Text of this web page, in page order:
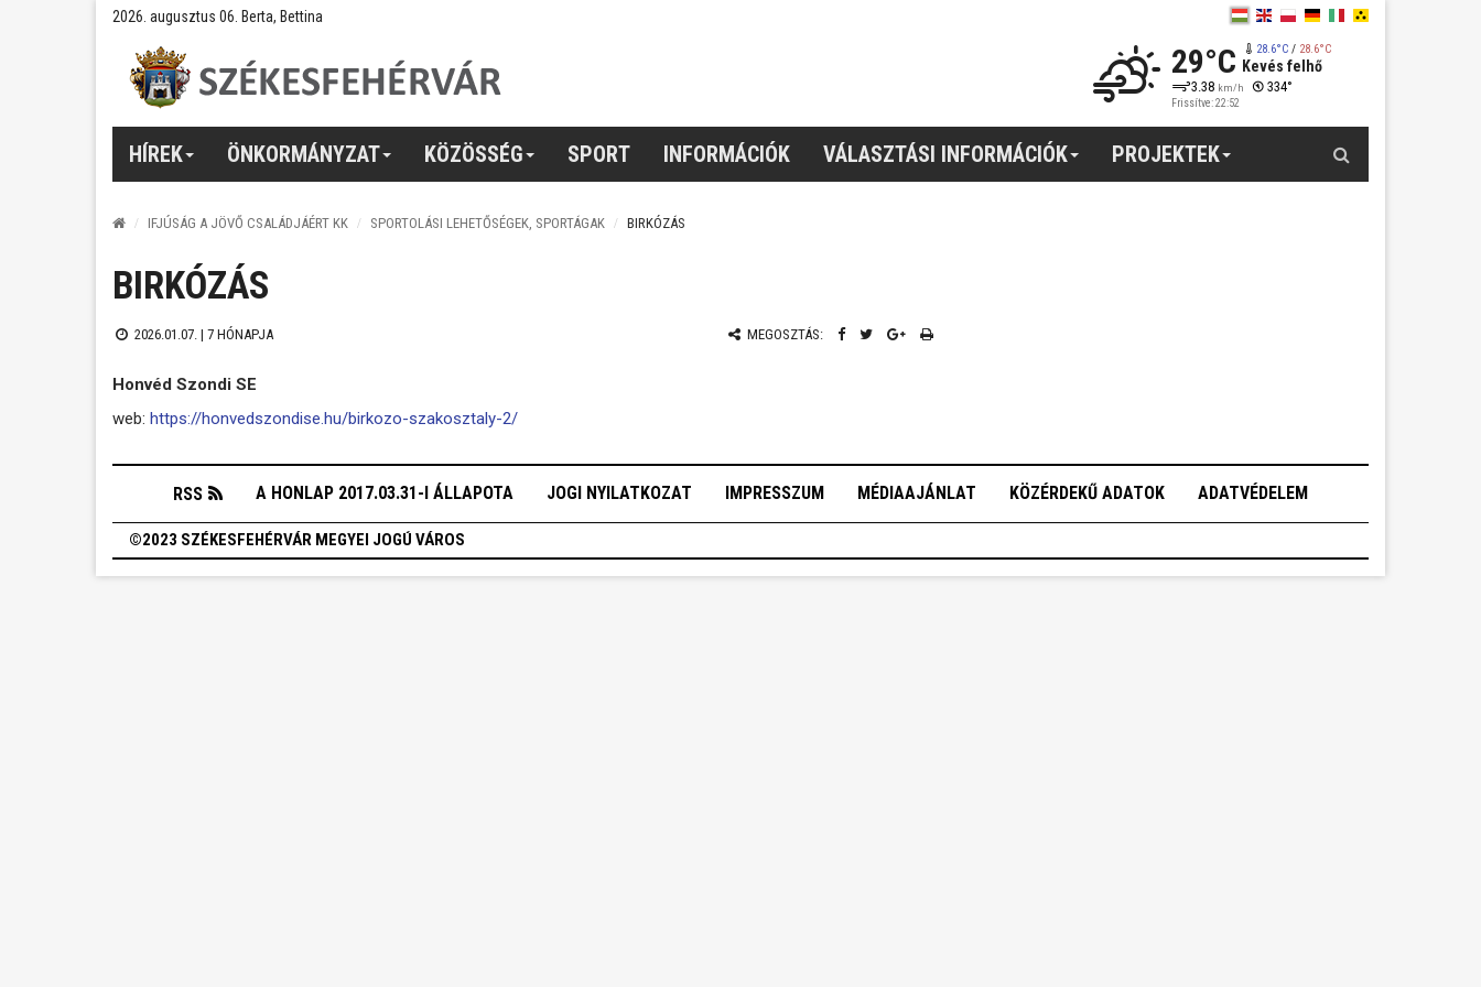
2026. augusztus 06. Berta, Bettina
29°C 28.6°C/ 28.6°C
Kevés felhő
3.38 km/h 334°
Frissítve: 22:52
HÍREK ÖNKORMÁNYZAT KÖZÖSSÉG SPORT INFORMÁCIÓK VÁLASZTÁSI INFORMÁCIÓK PROJEKTEK
IFJÚSÁG A JÖVŐ CSALÁDJÁÉRT KK SPORTOLÁSI LEHETŐSÉGEK, SPORTÁGAK BIRKÓZÁS
BIRKÓZÁS
2026.01.07. | 7 HÓNAPJA MEGOSZTÁS:
Honvéd Szondi SE
web: https://honvedszondise.hu/birkozo-szakosztaly-2/
RSS A HONLAP 2017.03.31-I ÁLLAPOTA JOGI NYILATKOZAT IMPRESSZUM MÉDIAAJÁNLAT KÖZÉRDEKŰ ADATOK ADATVÉDELEM
©2023 SZÉKESFEHÉRVÁR MEGYEI JOGÚ VÁROS